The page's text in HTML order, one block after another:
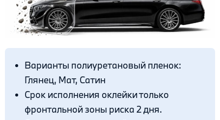
Варианты полиуретановый пленок:
Глянец, Мат, Сатин
Срок исполнения оклейки только
фронтальной зоны риска 2 дня.